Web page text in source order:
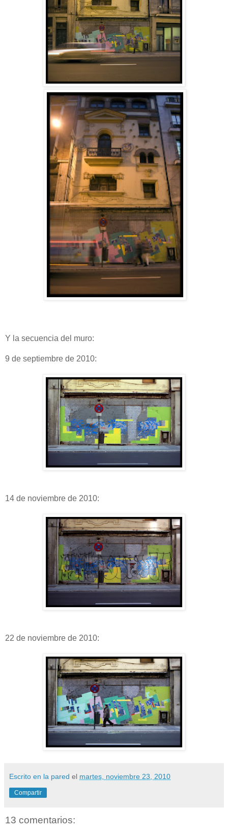
Y la secuencia del muro:
9 de septiembre de 2010:
14 de noviembre de 2010:
22 de noviembre de 2010:
Escrito en la pared el martes, noviembre 23, 2010
Compartir
13 comentarios: